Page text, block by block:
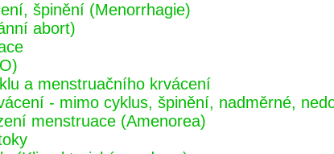
špinění (Menorrhagie)
abort)
a menstruačního krvácení
- mimo cyklus, špinění, nadměrné,
menstruace (Amenorea)